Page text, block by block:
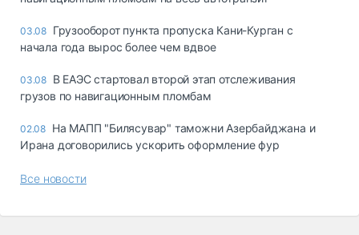
03.08 Грузооборот пункта пропуска Кани-Курган с
начала года вырос более чем вдвое
03.08 В ЕАЭС стартовал второй этап отслеживания
грузов по навигационным пломбам
02.08 На МАПП "Билясувар" таможни Азербайджана и
Ирана договорились ускорить оформление фур
Все новости